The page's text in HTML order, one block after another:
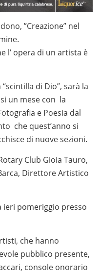
”Creazione” nel
l’ opera di un artista è
di Dio”, sarà la
un mese con la
e Poesia dal
che quest’anno si
di nuove sezioni.
Club Gioia Tauro,
Direttore Artistico
ieri pomeriggio presso
che hanno
pubblico presente,
console onorario